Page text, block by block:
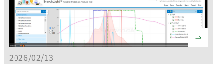
2026/02/13